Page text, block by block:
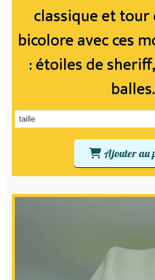
classique et tour
bicolore avec ces
: étoiles de
balles.
Ajouter au